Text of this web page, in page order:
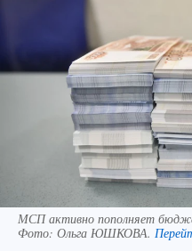
МСП активно пополняет
Фото: Ольга ЮШКОВА.